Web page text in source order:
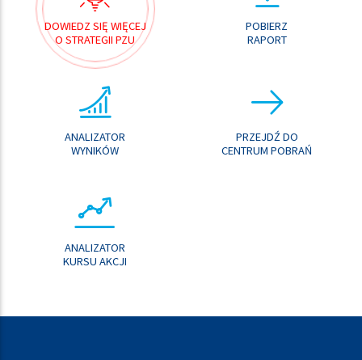
DOWIEDZ SIĘ WIĘCEJ
O STRATEGII PZU
POBIERZ
RAPORT
ANALIZATOR
WYNIKÓW
PRZEJDŹ DO
CENTRUM POBRAŃ
ANALIZATOR
KURSU AKCJI